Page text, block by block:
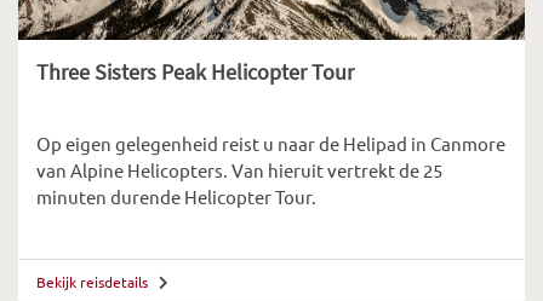
Three Sisters Peak Helicopter Tour
Op eigen gelegenheid reist u naar de Helipad in Canmore
van Alpine Helicopters. Van hieruit vertrekt de 25
minuten durende Helicopter Tour.
Bekijk reisdetails